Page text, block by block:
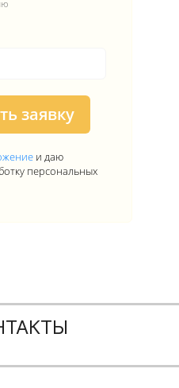
заявку
и даю
персональных